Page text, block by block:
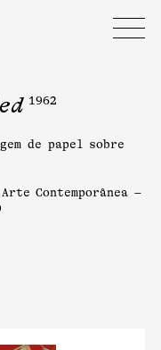
1962
de papel sobre
Contemporânea –